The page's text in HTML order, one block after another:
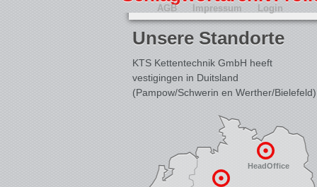
Unsere Standorte
KTS Kettentechnik GmbH heeft
vestigingen in Duitsland
(Pampow/Schwerin en Werther/
HeadOffice
AGB Impressum Login